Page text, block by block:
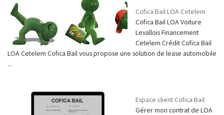
Cofica Bail LOA Cetelem
Cofica Bail LOA Voiture
Levallois Financement
Cetelem Crédit Cofica Bail
LOA Cetelem Cofica Bail vous propose une solution de lease automobile
...
Espace client Cofica Bail
Gérer mon contrat de LOA